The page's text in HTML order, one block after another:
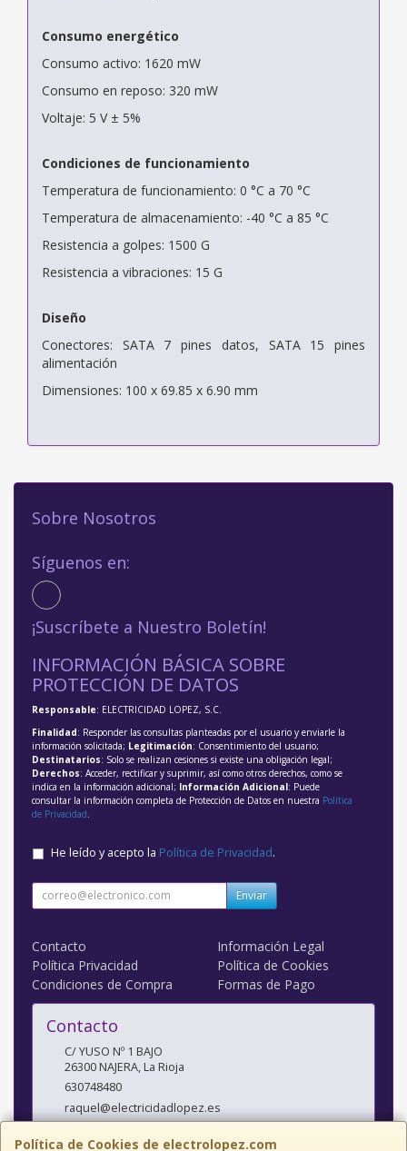
Consumo energético
Consumo activo: 1620 mW
Consumo en reposo: 320 mW
Voltaje: 5 V ± 5%
Condiciones de funcionamiento
Temperatura de funcionamiento: 0 °C a 70 °C
Temperatura de almacenamiento: -40 °C a 85 °C
Resistencia a golpes: 1500 G
Resistencia a vibraciones: 15 G
Diseño
Conectores: SATA 7 pines datos, SATA 15 pines
alimentación
Dimensiones: 100 x 69.85 x 6.90 mm
Política de Cookies de electrolopez.com
Sobre Nosotros
Síguenos en:
¡Suscríbete a Nuestro Boletín!
INFORMACIÓN BÁSICA SOBRE
PROTECCIÓN DE DATOS
Responsable: ELECTRICIDAD LOPEZ, S.C.
Finalidad: Responder las consultas planteadas por el usuario y enviarle la
información solicitada; Legitimación: Consentimiento del usuario;
Destinatarios: Solo se realizan cesiones si existe una obligación legal;
Derechos: Acceder, rectificar y suprimir, así como otros derechos, como se
indica en la información adicional; Información Adicional: Puede
consultar la información completa de Protección de Datos en nuestra Política
de Privacidad
He leído y acepto la Política de Privacidad.
Enviar
Contacto
Información Legal
Política Privacidad
Política de Cookies
Condiciones de Compra
Formas de Pago
Contacto
C/ YUSO Nº 1 BAJO
26300NAJERA,La Rioja
630748480
raquel@electricidadlopez.es